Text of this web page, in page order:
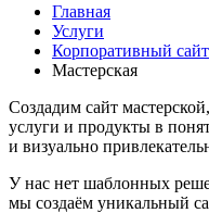
Главная
Услуги
Корпоративный сайт
Мастерская
Создадим сайт
услуги и продукты в
и визуально
У нас нет шаблонных
мы создаём уникальный